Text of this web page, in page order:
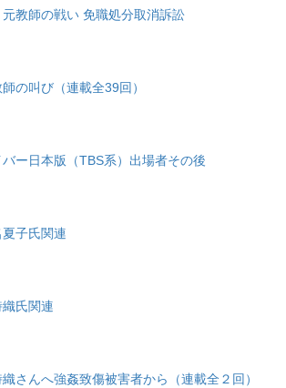
教師の戦い 免職処分取消訴訟
の叫び（連載全39回）
ー日本版（TBS系）出場者その後
子氏関連
氏関連
さんへ強姦致傷被害者から（連載全２回）